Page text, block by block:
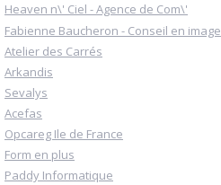
Heaven n\' Ciel - Agence de Com\'
Fabienne Baucheron - Conseil en image
Atelier des Carrés
Arkandis
Sevalys
Acefas
Opcareg Ile de France
Form en plus
Paddy Informatique